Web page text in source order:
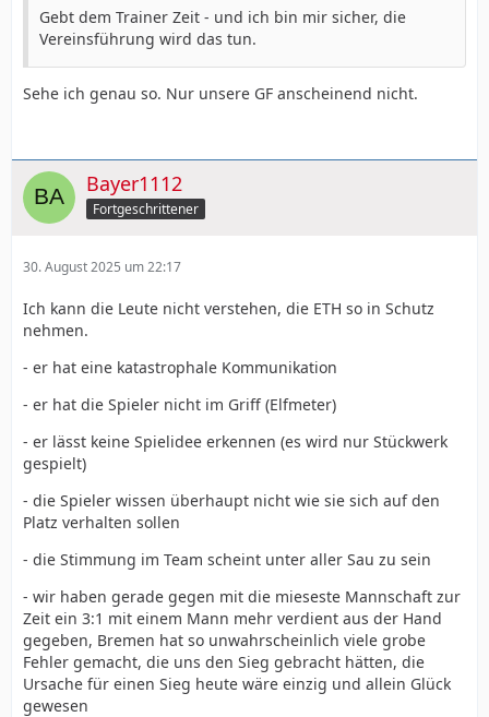
Gebt dem Trainer Zeit - und ich bin mir sicher, die
Vereinsführung wird das tun.
Sehe ich genau so. Nur unsere GF anscheinend nicht.
Bayer1112
Fortgeschrittener
30. August 2025 um 22:17
Ich kann die Leute nicht verstehen, die ETH so in Schutz
nehmen.
- er hat eine katastrophale Kommunikation
- er hat die Spieler nicht im Griff (Elfmeter)
- er lässt keine Spielidee erkennen (es wird nur Stückwerk
gespielt)
- die Spieler wissen überhaupt nicht wie sie sich auf den
Platz verhalten sollen
- die Stimmung im Team scheint unter aller Sau zu sein
- wir haben gerade gegen mit die mieseste Mannschaft zur
Zeit ein 3:1 mit einem Mann mehr verdient aus der Hand
gegeben, Bremen hat so unwahrscheinlich viele grobe
Fehler gemacht, die uns den Sieg gebracht hätten, die
Ursache für einen Sieg heute wäre einzig und allein Glück
gewesen